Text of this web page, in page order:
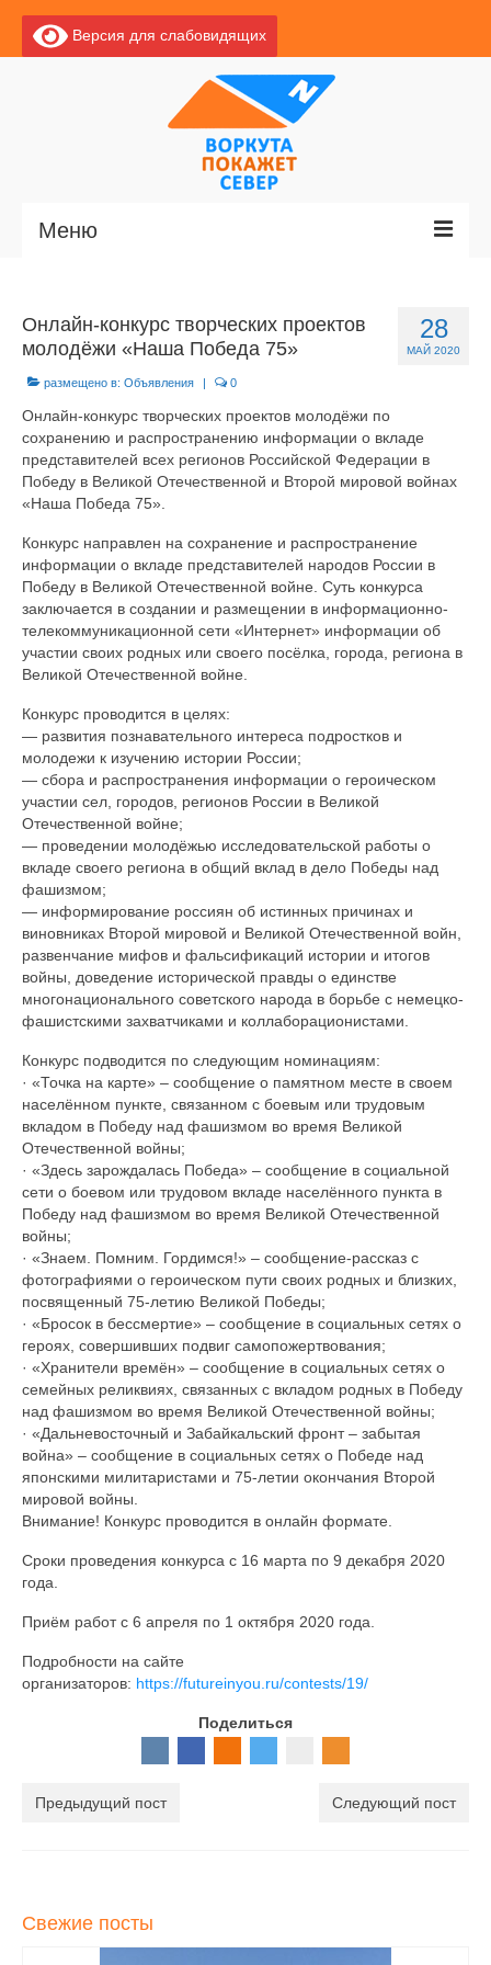
Версия для слабовидящих
Меню
Новости
О Воркуте
Базы отдыха
О центре
Документы
Противодействие коррупции
Задать вопрос
28
МАЙ 2020
Онлайн-конкурс творческих проектов
молодёжи «Наша Победа 75»
размещено в: Объявления | 0
Онлайн-конкурс творческих проектов молодёжи по
сохранению и распространению информации о вкладе
представителей всех регионов Российской Федерации в
Победу в Великой Отечественной и Второй мировой войнах
«Наша Победа 75».
Конкурс направлен на сохранение и распространение
информации о вкладе представителей народов России в
Победу в Великой Отечественной войне. Суть конкурса
заключается в создании и размещении в информационно-
телекоммуникационной сети «Интернет» информации об
участии своих родных или своего посёлка, города, региона в
Великой Отечественной войне.
Конкурс проводится в целях:
— развития познавательного интереса подростков и
молодежи к изучению истории России;
— сбора и распространения информации о героическом
участии сел, городов, регионов России в Великой
Отечественной войне;
— проведении молодёжью исследовательской работы о
вкладе своего региона в общий вклад в дело Победы над
фашизмом;
— информирование россиян об истинных причинах и
виновниках Второй мировой и Великой Отечественной войн,
развенчание мифов и фальсификаций истории и итогов
войны, доведение исторической правды о единстве
многонационального советского народа в борьбе с немецко-
фашистскими захватчиками и коллаборационистами.
Конкурс подводится по следующим номинациям:
· «Точка на карте» – сообщение о памятном месте в своем
населённом пункте, связанном с боевым или трудовым
вкладом в Победу над фашизмом во время Великой
Отечественной войны;
· «Здесь зарождалась Победа» – сообщение в социальной
сети о боевом или трудовом вкладе населённого пункта в
Победу над фашизмом во время Великой Отечественной
войны;
· «Знаем. Помним. Гордимся!» – сообщение-рассказ с
фотографиями о героическом пути своих родных и близких,
посвященный 75-летию Великой Победы;
· «Бросок в бессмертие» – сообщение в социальных сетях о
героях, совершивших подвиг самопожертвования;
· «Хранители времён» – сообщение в социальных сетях о
семейных реликвиях, связанных с вкладом родных в Победу
над фашизмом во время Великой Отечественной войны;
· «Дальневосточный и Забайкальский фронт – забытая
война» – сообщение в социальных сетях о Победе над
японскими милитаристами и 75-летии окончания Второй
мировой войны.
Внимание! Конкурс проводится в онлайн формате.
Сроки проведения конкурса с 16 марта по 9 декабря 2020
года.
Приём работ с 6 апреля по 1 октября 2020 года.
Подробности на сайте
организаторов: https://futureinyou.ru/contests/19/
Поделиться
Предыдущий пост Следующий пост
Свежие посты